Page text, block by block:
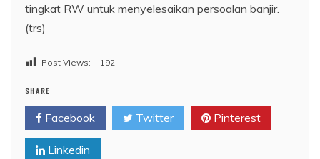
tingkat RW untuk menyelesaikan persoalan banjir.
(trs)
Post Views: 192
SHARE
Facebook Twitter Pinterest
Linkedin